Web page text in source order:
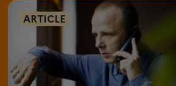
ARTICLE